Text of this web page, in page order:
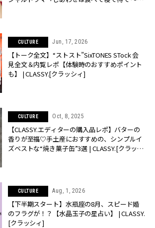
CULTURE Jun, 17, 2026
【トーク全文】“ストスト”SixTONES STock 会
見全文＆内覧レポ【体験時のおすすめポイント
も】 | CLASSY.[クラッシィ]
CULTURE Oct, 8, 2025
【CLASSY.エディターの購入品レポ】バターの
香りが至福♡手土産におすすめの、シンプルイ
ズベストな“焼き菓子缶”3選 | CLASSY.[クラッシ
CULTURE Aug, 1, 2026
【下半期スタート】水瓶座の8月、スピード婚
のフラグが！？【水晶玉子の星占い】 | CLASSY.
[クラッシィ]